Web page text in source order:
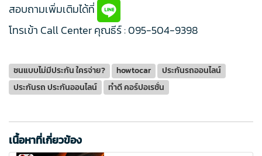
สอบถามเพิ่มเติมได้ที่
โทรเข้า Call Center คุณธีร์ :095-504-9398
ชนแบบไม่มีประกัน ใครจ่าย? howtocar
ประกันรถออนไลน์
ประกันรถ ประกันออนไลน์
ทำดี คอร์ปอเรชั่น
เนื้อหาที่เกี่ยวข้อง